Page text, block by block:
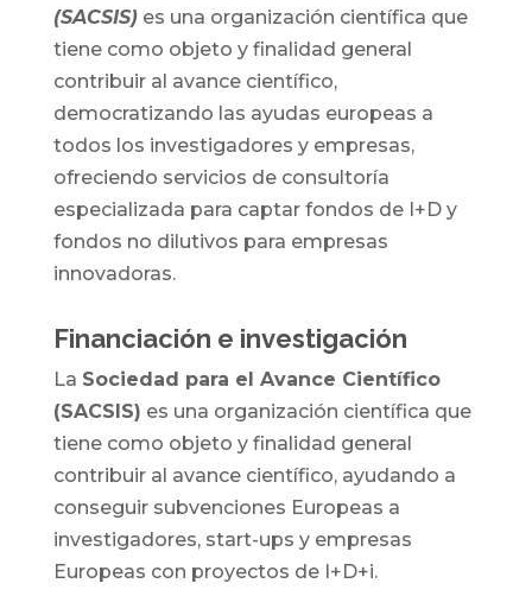
(SACSIS)es una organización científica que
tiene como objeto y finalidad general
contribuir al avance científico,
democratizando las ayudas europeas a
todos los investigadores y empresas,
ofreciendo servicios de consultoría
especializada para captar fondos de I+D y
fondos no dilutivos para empresas
innovadoras.
Financiación e investigación
La Sociedad para el Avance Científico
(SACSIS) es una organización científica que
tiene como objeto y finalidad general
contribuir al avance científico, ayudando a
conseguir subvenciones Europeas a
investigadores, start-ups y empresas
Europeas con proyectos de I+D+i.